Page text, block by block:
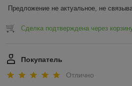
Предложение не актуальное, не
Сделка подтверждена через
Покупатель
Отлично